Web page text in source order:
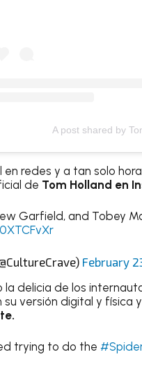
A post shared by
en redes y a tan solo
de Tom Holland en
Garfield, and Tobey
February
la delicia de los
su versión digital y física
trying to do the